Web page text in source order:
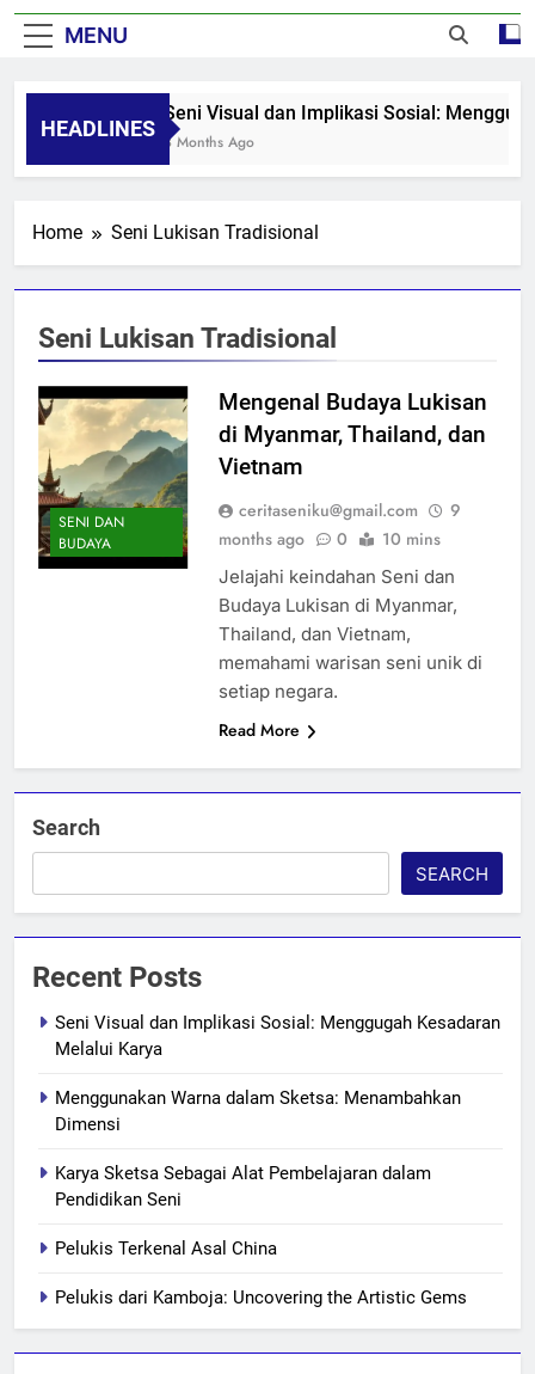
MENU
HEADLINES
Seni Visual dan Implikasi Sosial:
8 Months Ago
Home Seni Lukisan Tradisional
Seni Lukisan Tradisional
SENI DAN
BUDAYA
Mengenal Budaya Lukisan
di Myanmar, Thailand, dan
Vietnam
ceritaseniku@gmail.com
9
months ago
0 10 mins
Jelajahi keindahan Seni dan
Budaya Lukisan di Myanmar,
Thailand, dan Vietnam,
memahami warisan seni unik di
setiap negara.
Read More
Search
SEARCH
Recent Posts
Seni Visual dan Implikasi Sosial: Menggugah Kesadaran
Melalui Karya
Menggunakan Warna dalam Sketsa: Menambahkan
Dimensi
Karya Sketsa Sebagai Alat Pembelajaran dalam
Pendidikan Seni
Pelukis Terkenal Asal China
Pelukis dari Kamboja: Uncovering the Artistic Gems